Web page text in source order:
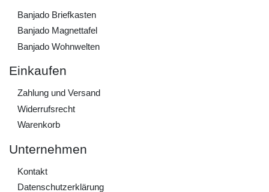
Banjado Briefkasten
Banjado Magnettafel
Banjado Wohnwelten
Einkaufen
Zahlung und Versand
Widerrufs­recht
Warenkorb
Unternehmen
Kontakt
Daten­schutz­erklärung